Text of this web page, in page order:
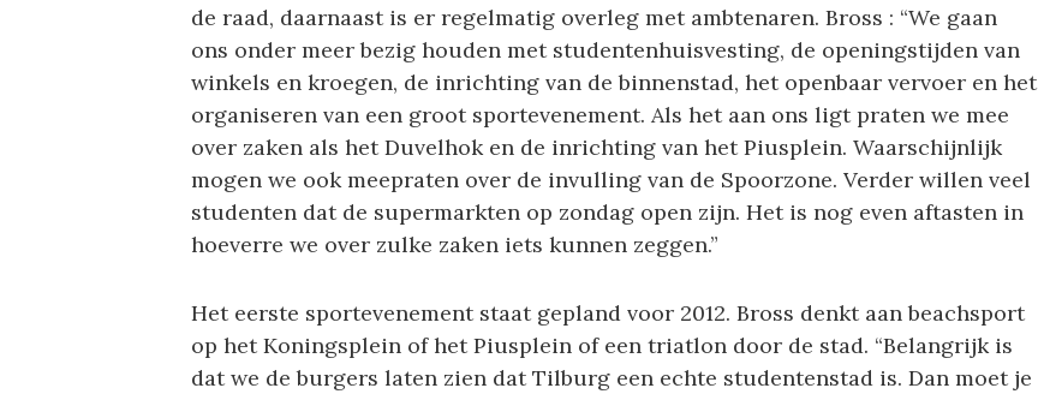
de raad, daarnaast is er regelmatig overleg met ambtenaren. Bross : “We gaan
ons onder meer bezig houden met studentenhuisvesting, de openingstijden van
winkels en kroegen, de inrichting van de binnenstad, het openbaar vervoer en het
organiseren van een groot sportevenement. Als het aan ons ligt praten we mee
over zaken als het Duvelhok en de inrichting van het Piusplein. Waarschijnlijk
mogen we ook meepraten over de invulling van de Spoorzone. Verder willen veel
studenten dat de supermarkten op zondag open zijn. Het is nog even aftasten in
hoeverre we over zulke zaken iets kunnen zeggen.”
Het eerste sportevenement staat gepland voor 2012. Bross denkt aan beachsport
op het Koningsplein of het Piusplein of een triatlon door de stad. “Belangrijk is
dat we de burgers laten zien dat Tilburg een echte studentenstad is. Dan moet je